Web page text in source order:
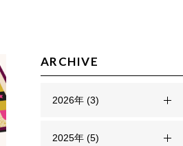
ARCHIVE
2026年 (3)
2025年 (5)